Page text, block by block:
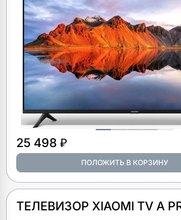
25 498 ₽
ТЕЛЕВИЗОР XIAOMI TV A